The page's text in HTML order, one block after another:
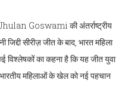
Goswami की अंतर्राष्ट्रीय
सीरीज़ जीत के बाद, भारत महिला
विश्लेषकों का कहना है कि यह जीत युवा
महिलाओं के खेल को नई पहचान